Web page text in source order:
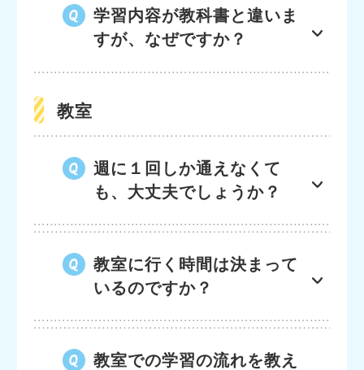
学習内容が教科書と違いま
すが、なぜですか？
教室
週に１回しか通えなくて
も、大丈夫でしょうか？
教室に行く時間は決まって
いるのですか？
教室での学習の流れを教え